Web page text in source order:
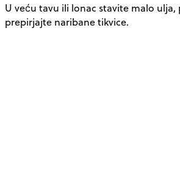
U veću tavu ili lonac stavite malo ulja,
prepirjajte naribane tikvice.